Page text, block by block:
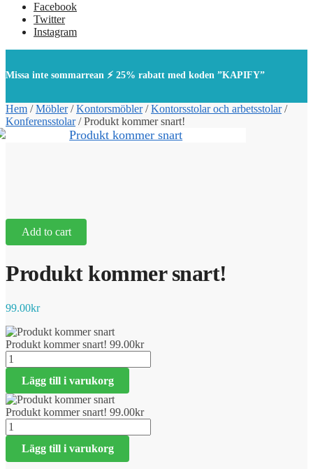
Facebook
Twitter
Instagram
Missa inte sommarrean ⚡ 25% rabatt med koden ”KAPIFY”
Hem /Möbler/Kontorsmöbler/Kontorsstolar och arbetsstolar/
Konferensstolar/Produkt kommer snart!
Add to cart
Produkt kommer snart!
99.00kr
Produkt kommer snart! 99.00kr
Produkt
kommer
snart!
mängd
Lägg till i varukorg
Produkt kommer snart! 99.00kr
Produkt
kommer
snart!
mängd
Lägg till i varukorg